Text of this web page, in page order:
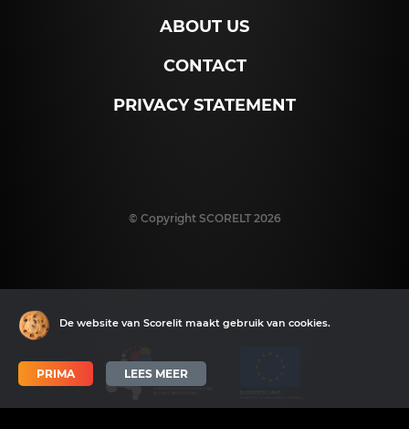
ABOUT US
CONTACT
PRIVACY STATEMENT
© Copyright SCORELT 2026
De website van Scorelit maakt gebruik van cookies.
PRIMA LEES MEER